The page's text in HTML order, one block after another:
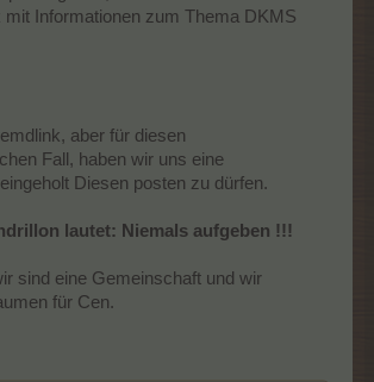
wichtig ist.
mit Informationen zum Thema DKMS
aber für diesen
Fall, haben wir uns eine
Diesen posten zu dürfen.
lautet: Niemals aufgeben !!!
sind eine Gemeinschaft und wir
für Cen.